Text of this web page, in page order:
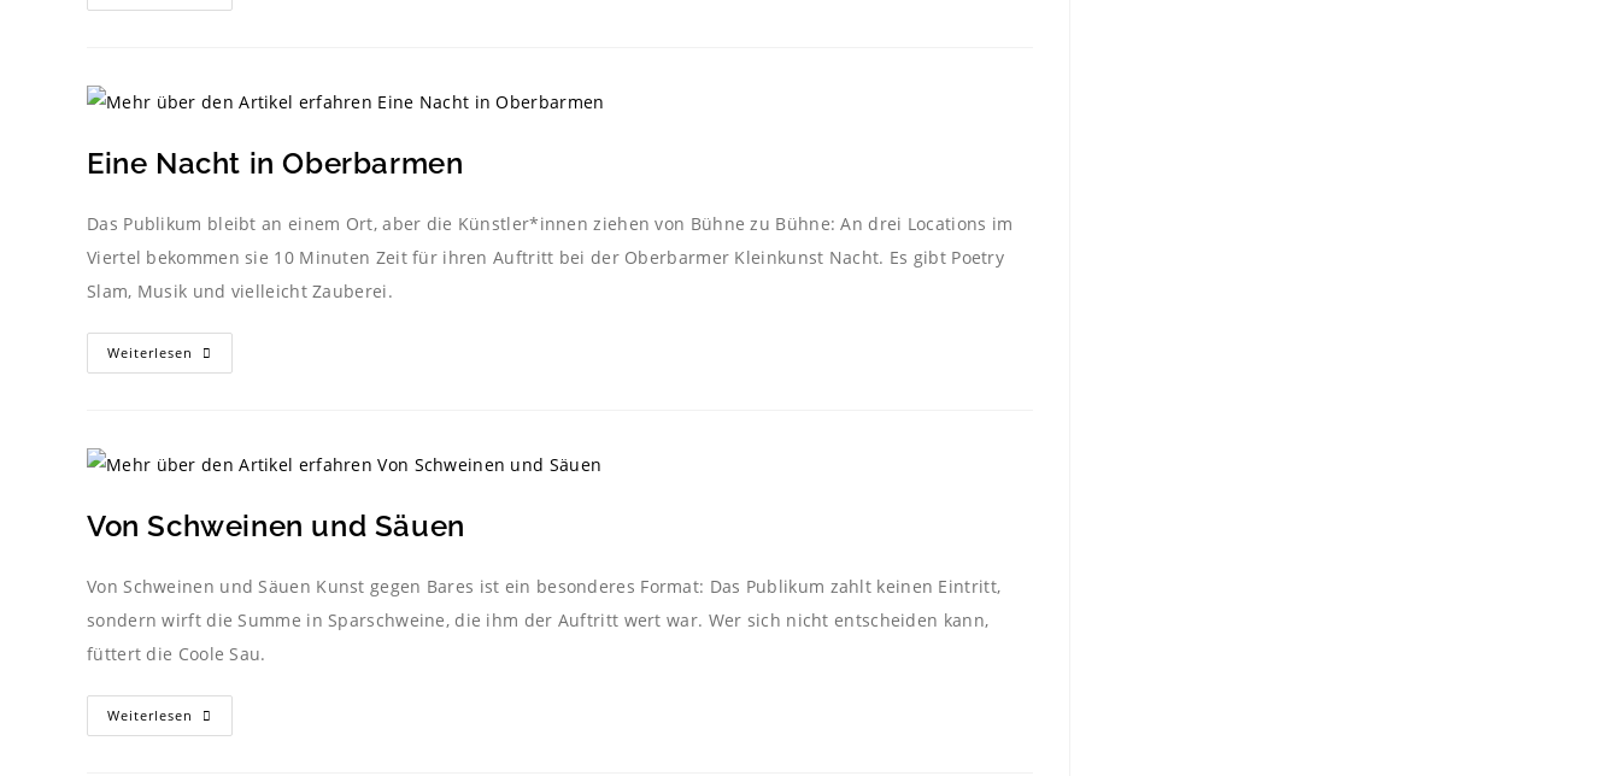
Eine Nacht in Oberbarmen
Das Publikum bleibt an einem Ort, aber die Künstler*innen ziehen von Bühne zu Bühne: An drei Locations im
Viertel bekommen sie 10 Minuten Zeit für ihren Auftritt bei der Oberbarmer Kleinkunst Nacht. Es gibt Poetry
Slam, Musik und vielleicht Zauberei.
Weiterlesen
Von Schweinen und Säuen
Von Schweinen und Säuen Kunst gegen Bares ist ein besonderes Format: Das Publikum zahlt keinen Eintritt,
sondern wirft die Summe in Sparschweine, die ihm der Auftritt wert war. Wer sich nicht entscheiden kann,
füttert die Coole Sau.
Weiterlesen